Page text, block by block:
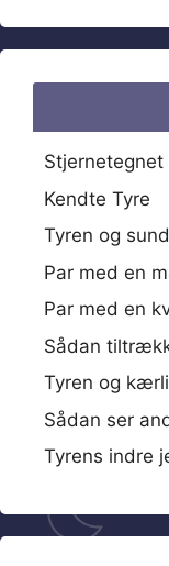
Stjernetegnet
Kendte Tyre
Tyren og
Par med en
Par med en
Sådan
Tyren og
Sådan ser
Tyrens indre